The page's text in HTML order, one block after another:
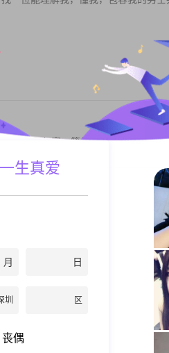
理解和包容，籍贯上海，中专以上，
乐观面对生活。善于交流沟通，乐于
诵，...
生真爱
月 日
圳 区
丧偶